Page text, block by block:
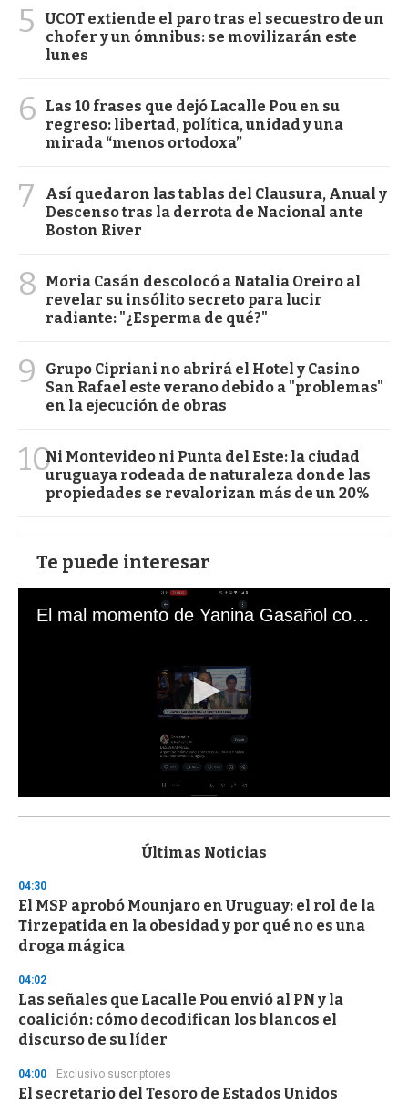
5
UCOT extiende el paro tras el secuestro de un
chofer y un ómnibus: se movilizarán este
lunes
6
Las 10 frases que dejó Lacalle Pou en su
regreso: libertad, política, unidad y una
mirada “menos ortodoxa”
7
Así quedaron las tablas del Clausura, Anual y
Descenso tras la derrota de Nacional ante
Boston River
8
Moria Casán descolocó a Natalia Oreiro al
revelar su insólito secreto para lucir
radiante: "¿Esperma de qué?"
9
Grupo Cipriani no abrirá el Hotel y Casino
San Rafael este verano debido a "problemas"
en la ejecución de obras
10Ni Montevideo ni Punta del Este: la ciudad
uruguaya rodeada de naturaleza donde las
propiedades se revalorizan más de un 20%
Te puede interesar
El mal momento de Yanina Gasañol con un hincha argentino en "Subrayado"
s
d
s
o
f
3
s
e
c
o
n
Últimas Noticias
04:30
El MSP aprobó Mounjaro en Uruguay: el rol de la
Tirzepatida en la obesidad y por qué no es una
droga mágica
04:02
Las señales que Lacalle Pou envió al PN y la
coalición: cómo decodifican los blancos el
discurso de su líder
04:00 Exclusivo suscriptores
El secretario del Tesoro de Estados Unidos